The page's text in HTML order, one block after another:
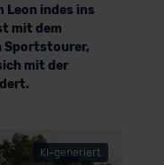
Leon indes ins
mit dem
Sportstourer,
mit der
KI-generiert